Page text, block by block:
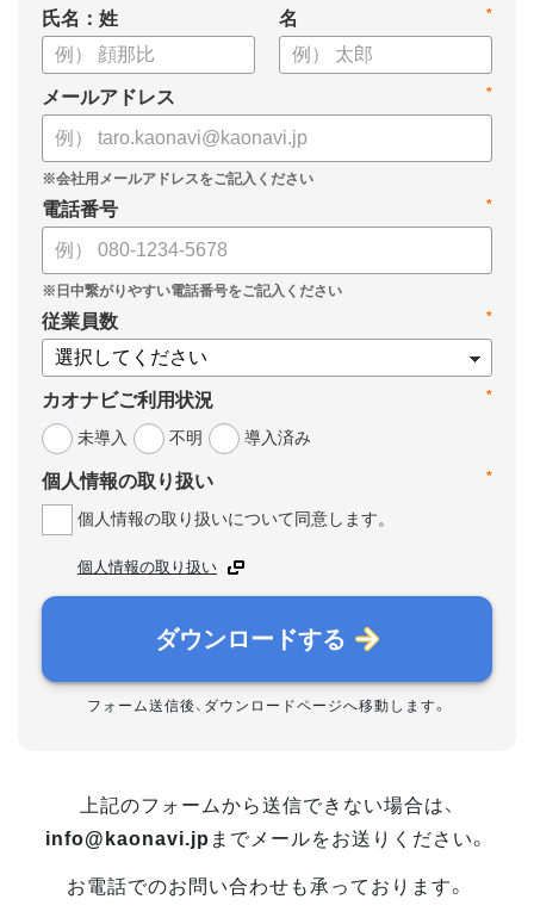
氏名：姓 *
名
*
メールアドレス
*
電話番号
*
従業員数
*
カオナビご利用状況
未導入
不明 導入済み
*
個人情報の取り扱い
個人情報の取り扱いについて同意します。
個人情報の取り扱い
ダウンロードする
フォーム送信後、ダウンロードページへ移動します。
上記のフォームから送信できない場合は、
info@kaonavi.jp までメールをお送りください。
お電話でのお問い合わせも承っております。